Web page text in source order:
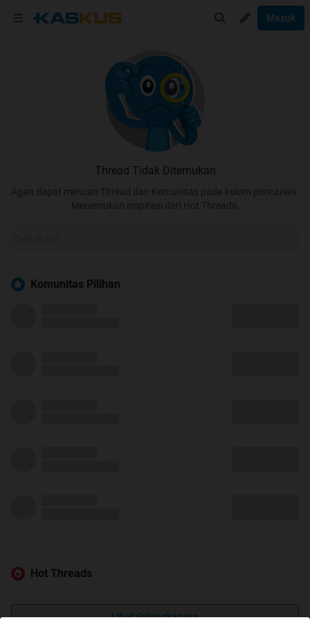
Masuk
Thread Tidak Ditemukan
Agan dapat mencari Thread dan Komunitas pada kolom pencarian.
Menemukan inspirasi dari Hot Threads.
Komunitas Pilihan
Hot Threads
Lihat Selengkapnya